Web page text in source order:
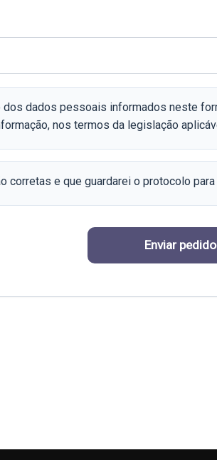
dados pessoais informados neste
nos termos da legislação
e que guardarei o protocolo para
Enviar pedido